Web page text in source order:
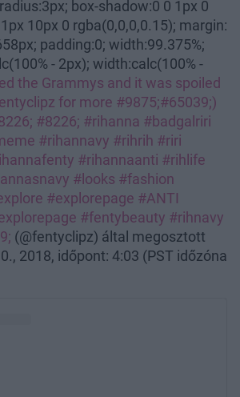
box-shadow:0 0 1px 0
10px 0 rgba(0,0,0,0.15); margin:
padding:0; width:99.375%;
- 2px); width:calc(100% -
the Grammys and it was spoiled
for more #9875;#65039;)
#8226; #rihanna #badgalriri
#rihannavy #rihrih #riri
#rihannaanti #rihlife
#looks #fashion
#explorepage #ANTI
#fentybeauty #rihnavy
(@fentyclipz) által megosztott
2018, időpont: 4:03 (PST időzóna